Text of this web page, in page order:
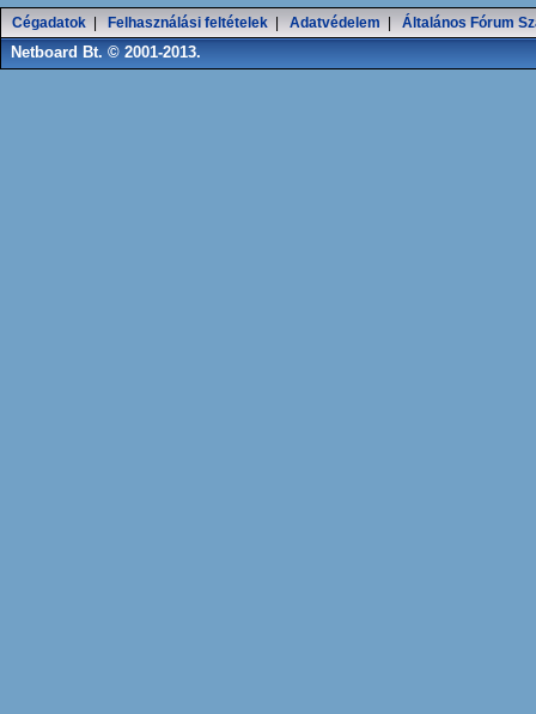
Cégadatok Felhasználási feltételek Adatvédelem Általános Fórum
Netboard Bt. © 2001-2013.